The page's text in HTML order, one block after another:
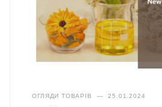
ОГЛЯДИ ТОВАРІВ — 25.01.2024